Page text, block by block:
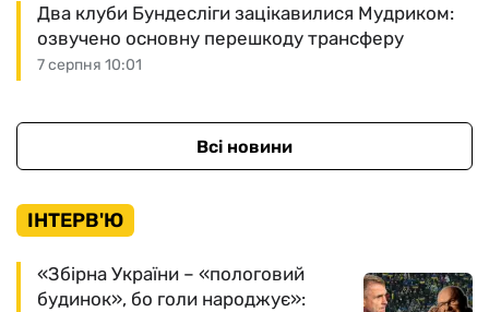
7 серпня 10:01
Два клуби Бундесліги зацікавилися Мудриком:
озвучено основну перешкоду трансферу
Всі новини
ІНТЕРВ'Ю
«Збірна України – «пологовий
будинок», бо голи народжує»: